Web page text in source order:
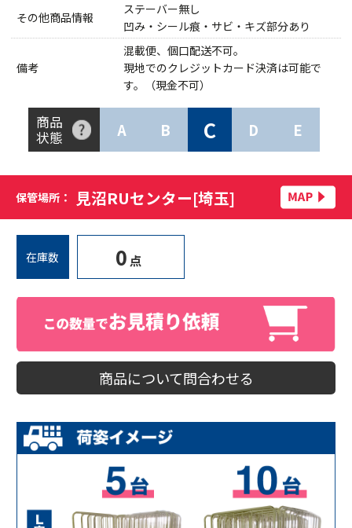
その他商品情報
ステーバー無し
凹み・シール痕・サビ・キズ部分あり
備考
混載便、個口配送不可。
現地でのクレジットカード決済は可能で
す。（現金不可）
商品
状態
A B C D E
保管場所： 見沼RUセンター[埼玉]
在庫数 0 点
商品について問合わせる